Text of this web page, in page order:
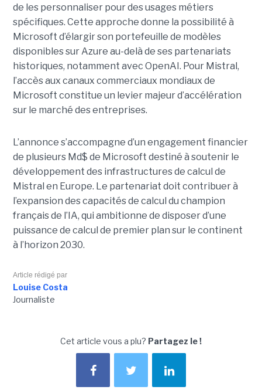
de les personnaliser pour des usages métiers
spécifiques. Cette approche donne la possibilité à
Microsoft d’élargir son portefeuille de modèles
disponibles sur Azure au-delà de ses partenariats
historiques, notamment avec OpenAI. Pour Mistral,
l’accès aux canaux commerciaux mondiaux de
Microsoft constitue un levier majeur d’accélération
sur le marché des entreprises.
L’annonce s’accompagne d’un engagement financier
de plusieurs Md$ de Microsoft destiné à soutenir le
développement des infrastructures de calcul de
Mistral en Europe. Le partenariat doit contribuer à
l’expansion des capacités de calcul du champion
français de l’IA, qui ambitionne de disposer d’une
puissance de calcul de premier plan sur le continent
à l’horizon 2030.
Article rédigé par
Louise Costa
Journaliste
Cet article vous a plu? Partagez le !